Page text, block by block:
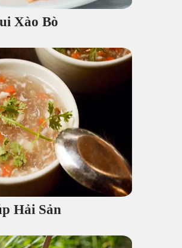
Xào Bò
Hải Sản